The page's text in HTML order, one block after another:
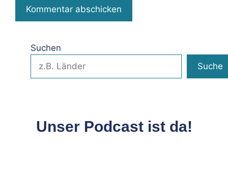
Suchen
Suche
Unser Podcast ist da!